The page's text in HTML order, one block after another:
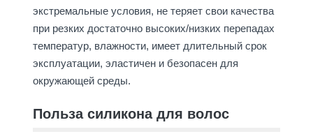
экстремальные условия, не теряет свои качества
при резких достаточно высоких/низких перепадах
температур, влажности, имеет длительный срок
эксплуатации, эластичен и безопасен для
окружающей среды.
Польза силикона для волос